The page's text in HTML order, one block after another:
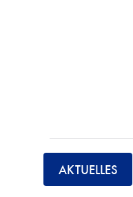
AKTUELLES